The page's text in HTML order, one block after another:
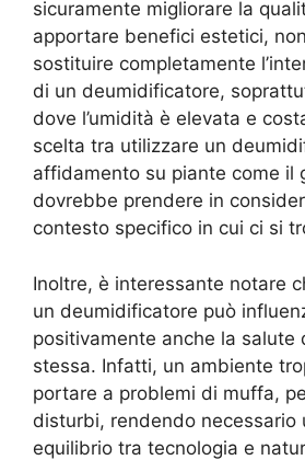
sicuramente migliorare la
apportare benefici estetici,
sostituire completamente
di un deumidificatore,
dove l’umidità è elevata e
scelta tra utilizzare un
affidamento su piante come il
dovrebbe prendere in
contesto specifico in cui ci si
Inoltre, è interessante notare
un deumidificatore può
positivamente anche la salute
stessa. Infatti, un ambiente
portare a problemi di muffa,
disturbi, rendendo necessario
equilibrio tra tecnologia e